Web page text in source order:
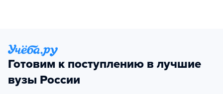
Готовим к поступлению в лучшие
вузы России